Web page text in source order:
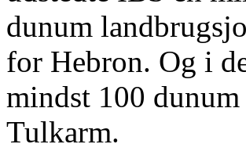
dunum
for Hebron. Og i
mindst 100
Tulkarm.